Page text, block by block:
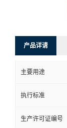
产品详请
主要用途
执行标准
生产许可证编号